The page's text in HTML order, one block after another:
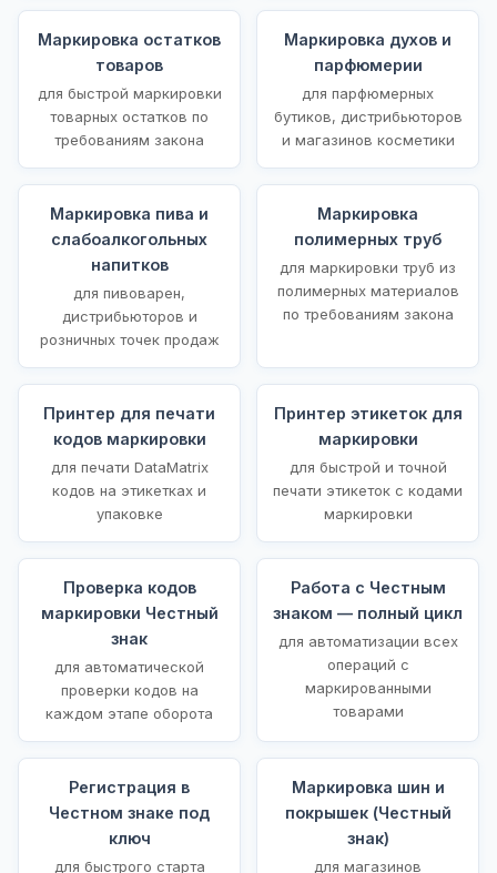
Маркировка остатков
товаров
для быстрой маркировки
товарных остатков по
требованиям закона
Маркировка духов и
парфюмерии
для парфюмерных
бутиков, дистрибьюторов
и магазинов косметики
Маркировка пива и
слабоалкогольных
напитков
для пивоварен,
дистрибьюторов и
розничных точек продаж
Маркировка
полимерных труб
для маркировки труб из
полимерных материалов
по требованиям закона
Принтер для печати
кодов маркировки
для печати DataMatrix
кодов на этикетках и
упаковке
Принтер этикеток для
маркировки
для быстрой и точной
печати этикеток с кодами
маркировки
Проверка кодов
маркировки Честный
знак
для автоматической
проверки кодов на
каждом этапе оборота
Работа с Честным
знаком — полный цикл
для автоматизации всех
операций с
маркированными
товарами
Регистрация в
Честном знаке под
ключ
для быстрого старта
Маркировка шин и
покрышек (Честный
знак)
для магазинов